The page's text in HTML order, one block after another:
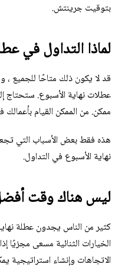
بتوقيت جرينتش.
لماذا التداول في
قد لا يكون ذلك متاحًا للجميع
عطلات نهاية الأسبوع. ستحتاج
ممكن. من الممكن القيام
هذه فقط بعض الأسباب التي
نهاية الأسبوع في التداول.
ليس هناك وقت
كثير من الناس يجدون عطلة
الخيارات الثنائية مسعى مجزيًا
الاتجاهات وإنشاء استراتيجية